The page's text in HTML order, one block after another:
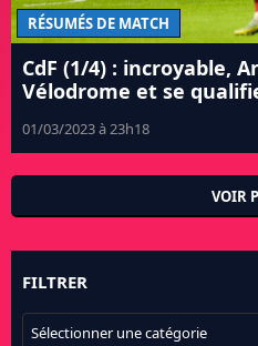
RÉSUMÉS DE MATCH
CdF (1/4) : incroyable,
Vélodrome et se
01/03/2023 à 23h18
VOIR
FILTRER